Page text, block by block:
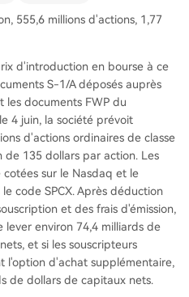
d'importantes pertes nette
massives. Le
Street sont très partagées su
investisseurs, séduits pa
contrôle sur des infrastructur
acceptent la prime élevée.
comme ceux de Morningstar
milliards) ou le professeur As
(environ 1,25 billion), estiment
laisse peu de marge de ha
doigt l'incertitude autour de la
AI et de technologies n
les data centers orbitaux.
d'attention pour les investi
capacité de Starlink à générer
la matérialisation des am
555,6 millions d'actions, 1,77
d'introduction en bourse à ce
S-1/A déposés auprès
les documents FWP du
4 juin, la société prévoit
d'actions ordinaires de classe
de 135 dollars par action. Les
sur le Nasdaq et le
le code SPCX. Après déduction
et des frais d'émission,
lever environ 74,4 milliards de
et si les souscripteurs
l'option d'achat supplémentaire,
de dollars de capitaux nets.